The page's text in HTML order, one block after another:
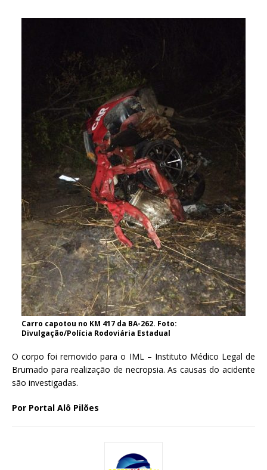
Carro capotou no KM 417 da BA-262. Foto:
Divulgação/Polícia Rodoviária Estadual
O corpo foi removido para o IML – Instituto Médico Legal de
Brumado para realização de necropsia. As causas do acidente
são investigadas.
Por Portal Alô Pilões